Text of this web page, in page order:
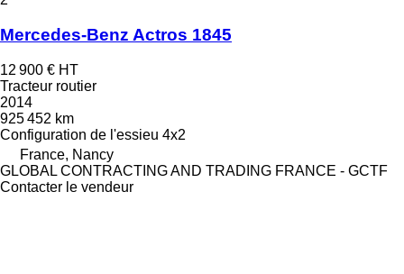
Mercedes-Benz Actros 1845
12 900 € HT
Tracteur routier
2014
925 452 km
Configuration de l'essieu 4x2
France, Nancy
GLOBAL CONTRACTING AND TRADING FRANCE - GCTF
Contacter le vendeur